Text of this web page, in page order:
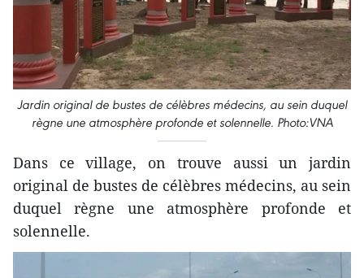
Jardin original de bustes de célèbres médecins, au sein duquel
règne une atmosphère profonde et solennelle. Photo:VNA
Dans ce village, on trouve aussi un jardin
original de bustes de célèbres médecins, au sein
duquel règne une atmosphère profonde et
solennelle.